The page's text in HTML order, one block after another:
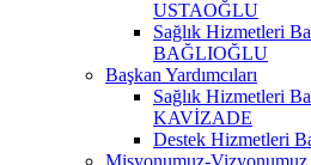
USTAOĞLU
Sağlık Hizmetleri
BAĞLIOĞLU
Başkan Yardımcıları
Sağlık Hizmetleri
KAVİZADE
Destek Hizmetleri
Misyonumuz-Vizyonumuz